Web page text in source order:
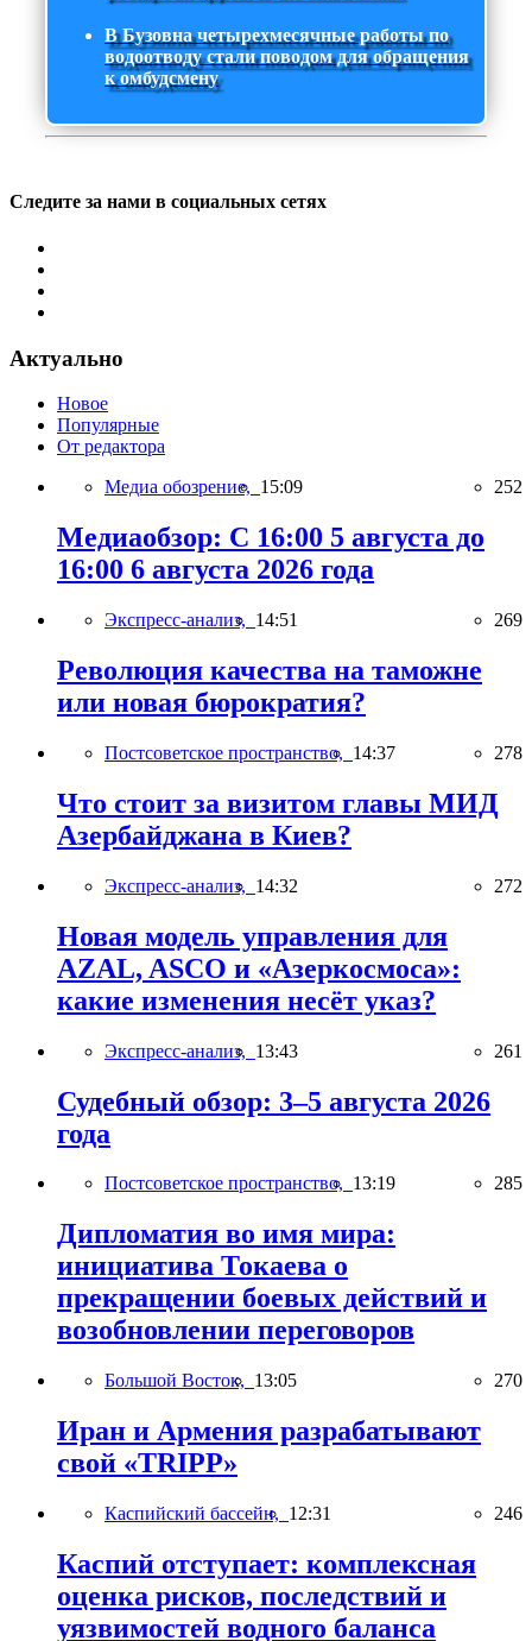
В Бузовна четырехмесячные работы по
водоотводу стали поводом для обращения
к омбудсмену
Следите за нами в социальных сетях
Актуально
Новое
Популярные
От редактора
Медиа обозрение, 15:09 252
Медиаобзор: С 16:00 5 августа до
16:00 6 августа 2026 года
Экспресс-анализ, 14:51 269
Революция качества на таможне
или новая бюрократия?
Постсоветское пространство, 14:37 278
Что стоит за визитом главы МИД
Азербайджана в Киев?
Экспресс-анализ, 14:32 272
Новая модель управления для
AZAL, ASCO и «Азеркосмоса»:
какие изменения несёт указ?
Экспресс-анализ, 13:43 261
Судебный обзор: 3–5 августа 2026
года
Постсоветское пространство, 13:19 285
Дипломатия во имя мира:
инициатива Токаева о
прекращении боевых действий и
возобновлении переговоров
Большой Восток, 13:05 270
Иран и Армения разрабатывают
свой «TRIPP»
Каспийский бассейн, 12:31 246
Каспий отступает: комплексная
оценка рисков, последствий и
уязвимостей водного баланса